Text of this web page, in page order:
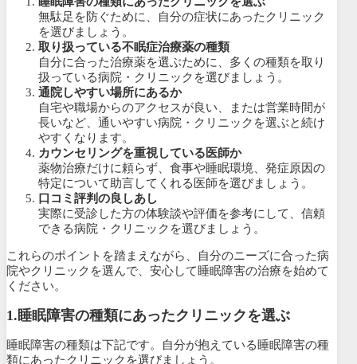
無駄足を防ぐために、自分の症状にあったクリニック
を選びましょう。
取り扱っている不眠症治療薬の種類
自分に合った治療薬を選ぶために、多くの種類を取り
扱っている病院・クリニックを選びましょう。
通院しやすい場所にあるか
自宅や職場からのアクセスが良い、または営業時間が
長いなど、通いやすい病院・クリニックを選ぶと続け
やすくなります。
カウンセリングを重視している医師か
薬物治療だけに頼らず、食事や睡眠環境、発症原因の
特定について助言してくれる医師を選びましょう。
口コミ評判の良しあし
実際に受診した方の体験談や評価を参考にして、信頼
できる病院・クリニックを選びましょう。
これらのポイントを踏まえながら、自分のニーズに合った病
院やクリニックを選んで、安心して睡眠障害の治療を始めて
ください。
1.睡眠障害の種類にあったクリニックを選ぶ
睡眠障害の種類は下記です。自分が抱えている睡眠障害の種
類にあったクリニックを選びましょう。